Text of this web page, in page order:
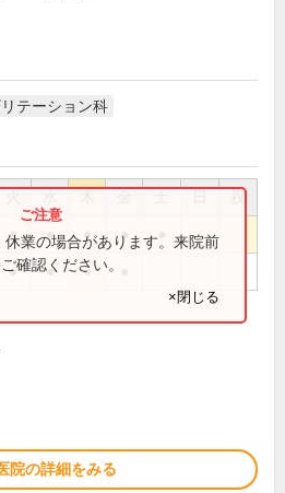
テーション科
祝
● ● ● ●
● ● ●
業の場合があります。来院前
確認ください。
×閉じる
院の詳細をみる